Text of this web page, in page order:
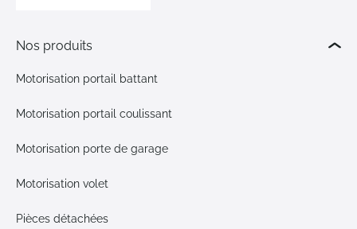
Nos produits
Motorisation portail battant
Motorisation portail coulissant
Motorisation porte de garage
Motorisation volet
Pièces détachées